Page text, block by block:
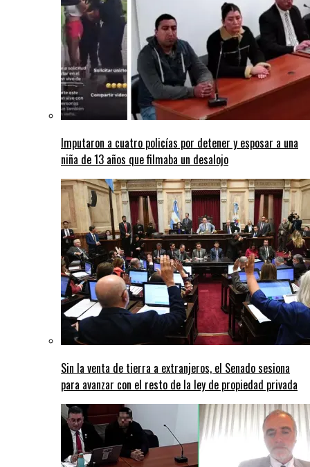
Imputaron a cuatro policías por detener y esposar a una
niña de 13 años que filmaba un desalojo
Sin la venta de tierra a extranjeros, el Senado sesiona
para avanzar con el resto de la ley de propiedad privada